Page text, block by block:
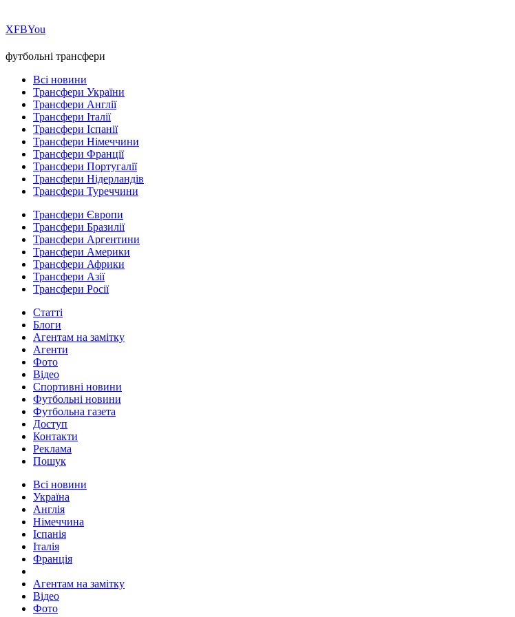
ХFBYou
футбольні трансфери
Всі новини
Трансфери України
Трансфери Англії
Трансфери Італії
Трансфери Іспанії
Трансфери Німеччини
Трансфери Франції
Трансфери Португалії
Трансфери Нідерландів
Трансфери Туреччини
Трансфери Європи
Трансфери Бразилії
Трансфери Аргентини
Трансфери Америки
Трансфери Африки
Трансфери Азії
Трансфери Росії
Статті
Блоги
Агентам на замітку
Агенти
Фото
Відео
Спортивні новини
Футбольні новини
Футбольна газета
Доступ
Контакти
Реклама
Пошук
Всі новини
Україна
Англія
Німеччина
Іспанія
Італія
Франція
Агентам на замітку
Відео
Фото